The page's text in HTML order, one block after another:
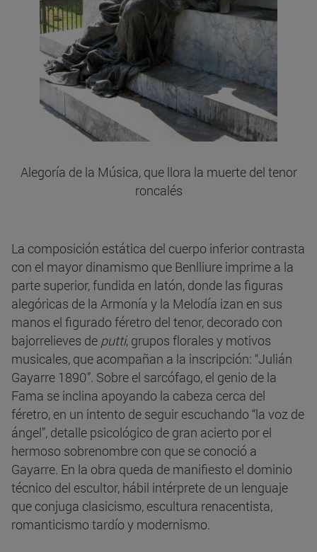
Alegoría de la Música, que llora la muerte del tenor
roncalés
La composición estática del cuerpo inferior contrasta
con el mayor dinamismo que Benlliure imprime a la
parte superior, fundida en latón, donde las figuras
alegóricas de la Armonía y la Melodía izan en sus
manos el figurado féretro del tenor, decorado con
bajorrelieves de putti, grupos florales y motivos
musicales, que acompañan a la inscripción: “Julián
Gayarre 1890”. Sobre el sarcófago, el genio de la
Fama se inclina apoyando la cabeza cerca del
féretro, en un intento de seguir escuchando “la voz de
ángel”, detalle psicológico de gran acierto por el
hermoso sobrenombre con que se conoció a
Gayarre. En la obra queda de manifiesto el dominio
técnico del escultor, hábil intérprete de un lenguaje
que conjuga clasicismo, escultura renacentista,
romanticismo tardío y modernismo.